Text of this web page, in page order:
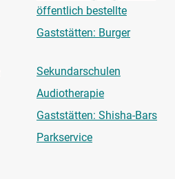
öffentlich bestellte
Gaststätten: Burger
Sekundarschulen
Audiotherapie
Gaststätten: Shisha-Bars
Parkservice